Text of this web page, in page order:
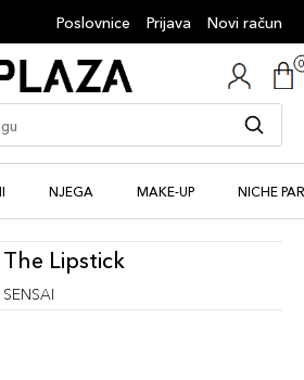
Poslovnice Prijava Novi račun
NJEGA MAKE-UP NICHE
The Lipstick
SENSAI